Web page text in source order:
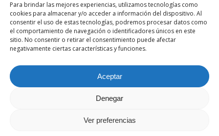
Para brindar las mejores experiencias, utilizamos tecnologías como
cookies para almacenar y/o acceder a información del dispositivo. Al
consentir el uso de estas tecnologías, podremos procesar datos como
el comportamiento de navegación o identificadores únicos en este
sitio. No consentir o retirar el consentimiento puede afectar
negativamente ciertas características y funciones.
Aceptar
Denegar
Ver preferencias
Get software updates and practical tips.
Email Address